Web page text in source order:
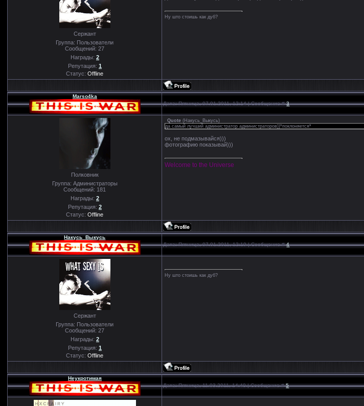
Сержант
Группа: Пользователи
Сообщений:27
Награды: 2
Репутация: 1
Статус:Offline
Ну што стоишь как дуб?
Marso4ka
Дата: Пятница, 07.01.2011, 12:14 | Сообщение #3
Полковник
Группа: Администраторы
Сообщений: 181
Награды: 2
Репутация: 2
Статус:Offline
Quote (Накусь_Выкусь)
да самый лучший администратор администраторов))*поклоняется*
ох, не подмазывайся)))
фотографию показывай)))
Welcome to the Universe
Накусь_Выкусь
Дата: Пятница, 07.01.2011, 12:19 | Сообщение #4
Сержант
Группа: Пользователи
Сообщений:27
Награды: 2
Репутация: 1
Статус:Offline
Ну што стоишь как дуб?
Неукротимая
Дата: Пятница, 11.03.2011, 14:40 | Сообщение #5